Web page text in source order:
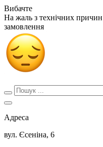
Вибачте
На жаль з технічних
замовлення
Адреса
вул. Єсеніна, 6